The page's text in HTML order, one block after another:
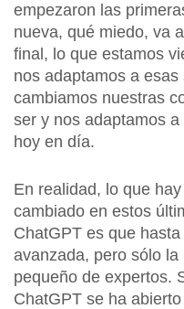
empezaron las
nueva, qué miedo, va
final, lo que estamos
nos adaptamos a
cambiamos nuestras
ser y nos adaptamos
hoy en día.
En realidad, lo que
cambiado en estos
ChatGPT es que
avanzada, pero sólo
pequeño de expertos.
ChatGPT se ha